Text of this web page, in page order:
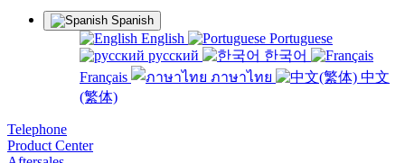
Spanish
English
Portuguese
русский
한국어
Français
ภาษาไทย
中文
(繁体)
Telephone
Product Center